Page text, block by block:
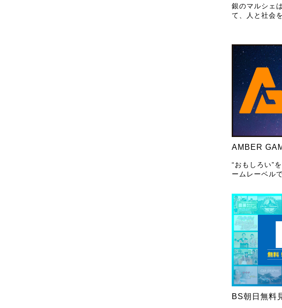
銀のマルシェ
て、人と社会
AMBER
“おもしろい”
ームレーベルで
BS朝日無料